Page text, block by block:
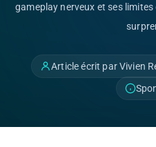
gameplay nerveux et ses
Article écrit par Vivien